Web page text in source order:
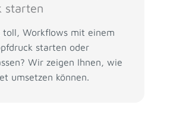
starten
toll, Workflows mit einem
starten oder
Wir zeigen Ihnen, wie
umsetzen können.